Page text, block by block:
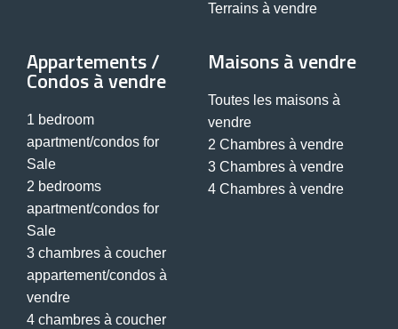
Terrains à vendre
Appartements /
Condos à vendre
1 bedroom
apartment/condos for
Sale
2 bedrooms
apartment/condos for
Sale
3 chambres à coucher
appartement/condos à
vendre
4 chambres à coucher
Maisons à vendre
Toutes les maisons à
vendre
2 Chambres à vendre
3 Chambres à vendre
4 Chambres à vendre